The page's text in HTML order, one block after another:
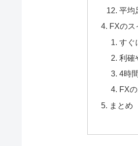
平均
FXのス
すぐ
利確
4時
FX
まとめ